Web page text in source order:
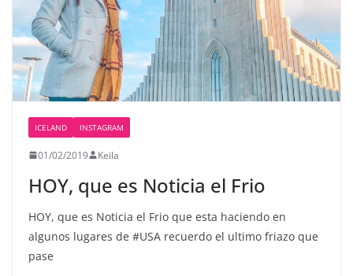
ICELAND INSTAGRAM
01/02/2019 Keila
HOY, que es Noticia el Frio
HOY, que es Noticia el Frio que esta haciendo en
algunos lugares de #USA recuerdo el ultimo friazo que
pase